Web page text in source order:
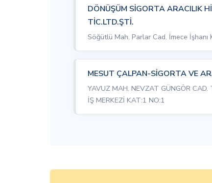
DÖNÜŞÜM SİGORTA ARACILIK
TİC.LTD.ŞTİ.
Söğütlü Mah. Parlar Cad. İmece İşhanı
MESUT ÇALPAN-SİGORTA VE
YAVUZ MAH. NEVZAT GÜNGÖR CAD.
İŞ MERKEZİ KAT:1 NO:1